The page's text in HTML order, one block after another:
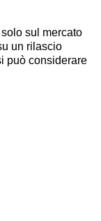
sul mercato
un rilascio
può considerare